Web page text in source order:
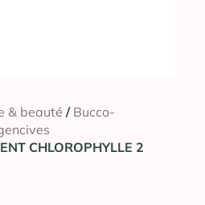
& beauté / Bucco-
CHLOROPHYLLE 2